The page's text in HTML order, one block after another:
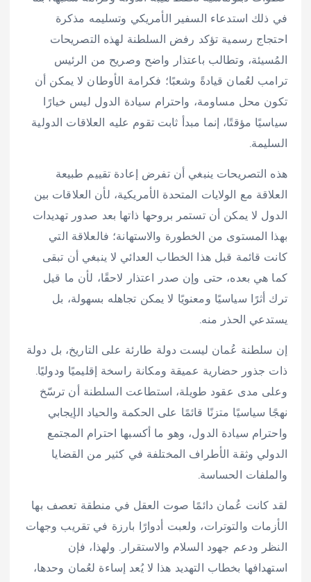
في ذلك استدعاء السفير الأمريكي وتسليمه مذكرة
احتجاج رسمية تؤكد رفض السلطنة لهذه التصريحات
المُسيئة، وتطالب باعتذار واضح وصريح من الرئيس
ترامب لعُمان قيادةً وشعبًا؛ فكرامة الأوطان لا يمكن أن
تكون محل مساومة، واحترام سيادة الدول ليس خيارًا
سياسيًا مؤقتًا، إنما مبدأ ثابت تقوم عليه العلاقات الدولية
السليمة.
هذه التصريحات ينبغي أن تفرض إعادة تقييم طبيعة
العلاقة مع الولايات المتحدة الأمريكية، لأن العلاقات بين
الدول لا يمكن أن تستمر بروحها ذاتها بعد صدور تهديدات
بهذا المستوى من الخطورة والاستهانة؛ فالعلاقة التي
كانت قائمة قبل هذا الخطاب العدائي لا ينبغي أن تبقى
كما هي بعده، حتى وإن صدر اعتذار لاحقًا، لأن ما قيل
ترك أثرًا سياسيًا ومعنويًا لا يمكن تجاهله بسهولة، بل
يستدعي الحذر منه.
إن سلطنة عُمان ليست دولة طارئة على التاريخ، بل دولة
ذات جذور حضارية عميقة ومكانة راسخة إقليميًا ودوليًا.
وعلى مدى عقود طويلة، استطاعت السلطنة أن ترسّخ
نهجًا سياسيًا متزنًا قائمًا على الحكمة والحياد الإيجابي
واحترام سيادة الدول، وهو ما أكسبها احترام المجتمع
الدولي وثقة الأطراف المختلفة في كثير من القضايا
والملفات الحساسة.
لقد كانت عُمان دائمًا صوت العقل في منطقة تعصف بها
الأزمات والتوترات، ولعبت أدوارًا بارزة في تقريب وجهات
النظر ودعم جهود السلام والاستقرار. ولهذا، فإن
استهدافها بخطاب التهديد هذا لا يُعد إساءة لعُمان وحدها،